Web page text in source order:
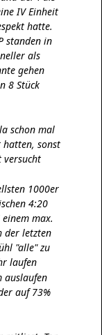
IV Einheit
hatte.
standen in
als
gehen
8 Stück
schon mal
hatten, sonst
versucht
1000er
4:20
max.
der letzten
"alle" zu
laufen
auslaufen
auf 73%